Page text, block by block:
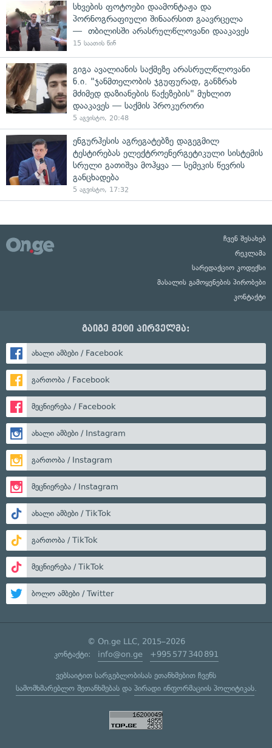
სხვების ფოტოები დაამონტაჟა და
პორნოგრაფიული შინაარსით გაავრცელა
— თბილისში არასრულწლოვანი დააკავეს
15 საათის წინ
გიგა ავალიანის საქმეზე არასრულწლოვანი
ნ.ი. "ჯანმთელობის ჯგუფურად, განზრახ
მძიმედ დაზიანების წაქეზების" მუხლით
დააკავეს — საქმის პროკურორი
5 აგვისტო, 20:48
ენგურჰესის აგრეგატებზე დაგეგმილ
ტესტირებას ელექტროენერგეტიკული სისტემის
სრული გათიშვა მოჰყვა — სემეკის წევრის
განცხადება
5 აგვისტო, 17:32
ჩვენ შესახებ
რეკლამა
სარედაქციო კოდექსი
მასალის გამოყენების პირობები
კონტაქტი
გაიგე მეტი პირველმა:
ახალი ამბები / Facebook
გართობა / Facebook
მეცნიერება / Facebook
ახალი ამბები / Instagram
გართობა / Instagram
მეცნიერება / Instagram
ახალი ამბები / TikTok
გართობა / TikTok
მეცნიერება / TikTok
ბოლო ამბები / Twitter
© On.ge LLC, 2015–2026
კონტაქტი: info@on.ge +995 577 340 891
ვებსაიტით სარგებლობისას ეთანხმებით ჩვენს
სამომხმარებლო შეთანხმებასდა პირადი ინფორმაციის პოლიტიკას.